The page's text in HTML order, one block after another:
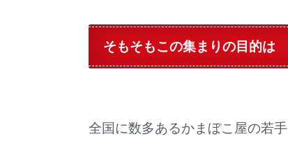
そもそもこの集まりの目的は
全国に数多あるかまぼこ屋の若手